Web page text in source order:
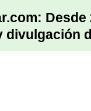
divulgación